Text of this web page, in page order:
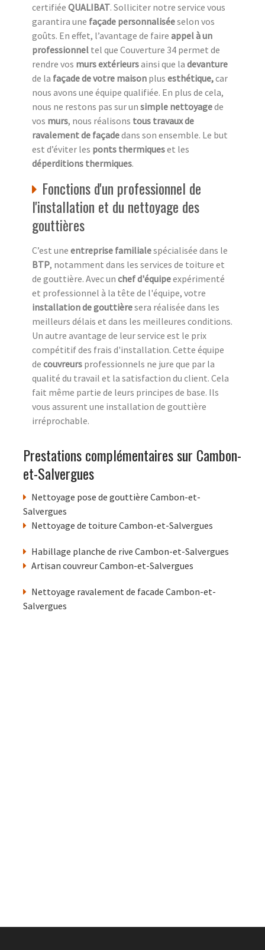
certifiée QUALIBAT. Solliciter notre service vous
garantira une façade personnaliséeselon vos
goûts. En effet, l’avantage de faire appel à un
professionnel tel que Couverture 34 permet de
rendre vos murs extérieursainsi que la devanture
de la façade de votre maison plus esthétique,car
nous avons une équipe qualifiée. En plus de cela,
nous ne restons pas sur un simple nettoyagede
vos murs, nous réalisons tous travaux de
ravalement de façadedans son ensemble. Le but
est d’éviter les ponts thermiqueset les
déperditions thermiques.
Fonctions d'un professionnel de
l'installation et du nettoyage des
gouttières
C’est une entreprise familialespécialisée dans le
BTP, notamment dans les services de toiture et
de gouttière. Avec un chef d'équipeexpérimenté
et professionnel à la tête de l'équipe, votre
installation de gouttièresera réalisée dans les
meilleurs délais et dans les meilleures conditions.
Un autre avantage de leur service est le prix
compétitif des frais d'installation. Cette équipe
de couvreurs professionnels ne jure que par la
qualité du travail et la satisfaction du client. Cela
fait même partie de leurs principes de base. Ils
vous assurent une installation de gouttière
irréprochable.
Prestations complémentaires sur Cambon-
et-Salvergues
Nettoyage pose de gouttière Cambon-et-
Salvergues
Nettoyage de toiture Cambon-et-Salvergues
Habillage planche de rive Cambon-et-Salvergues
Artisan couvreur Cambon-et-Salvergues
Nettoyage ravalement de facade Cambon-et-
Salvergues